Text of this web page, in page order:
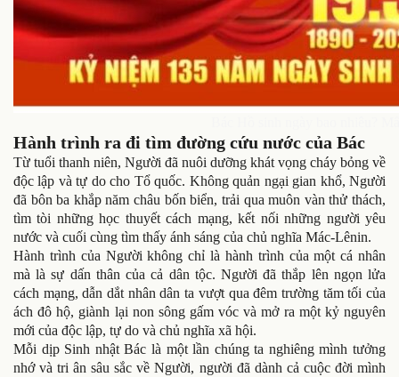
Hành trình ra đi tìm đường cứu nước của Bác
Từ tuổi thanh niên, Người đã nuôi dưỡng khát vọng cháy bỏng về
độc lập và tự do cho Tổ quốc. Không quản ngại gian khổ, Người
đã bôn ba khắp năm châu bốn biển, trải qua muôn vàn thử thách,
tìm tòi những học thuyết cách mạng, kết nối những người yêu
nước và cuối cùng tìm thấy ánh sáng của chủ nghĩa Mác-Lênin.
Hành trình của Người không chỉ là hành trình của một cá nhân
mà là sự dấn thân của cả dân tộc. Người đã thắp lên ngọn lửa
cách mạng, dẫn dắt nhân dân ta vượt qua đêm trường tăm tối của
ách đô hộ, giành lại non sông gấm vóc và mở ra một kỷ nguyên
mới của độc lập, tự do và chủ nghĩa xã hội.
Mỗi dịp Sinh nhật Bác là một lần chúng ta nghiêng mình tưởng
nhớ và tri ân sâu sắc về Người, người đã dành cả cuộc đời mình